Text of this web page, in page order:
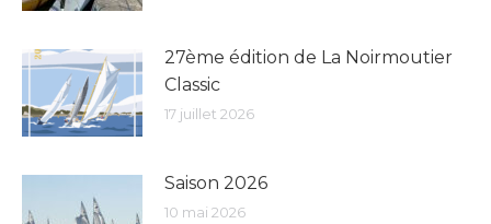
27ème édition de La Noirmoutier
Classic
17 juillet 2026
Saison 2026
10 mai 2026